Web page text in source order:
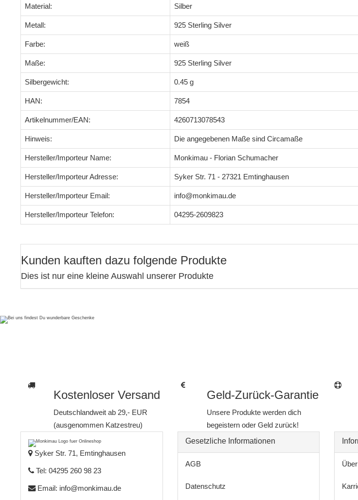
Material: Silber
Metall: 925 Sterling Silver
Farbe: weiß
Maße: 925 Sterling Silver
Silbergewicht: 0.45 g
HAN: 7854
Artikelnummer/EAN: 4260713078543
Hinweis: Die angegebenen Maße sind Circamaße
Hersteller/Importeur Name: Monkimau - Florian Schumacher
Hersteller/Importeur Adresse: Syker Str. 71 - 27321 Emtinghausen
Hersteller/Importeur Email: info@monkimau.de
Hersteller/Importeur Telefon: 04295-2609823
Kunden kauften dazu folgende Produkte
Dies ist nur eine kleine Auswahl unserer Produkte
Kostenloser Versand
Deutschlandweit ab 29,- EUR
(ausgenommen Katzestreu)
Geld-Zurück-Garantie
Unsere Produkte werden dich
begeistern oder Geld zurück!
Syker Str. 71, Emtinghausen
Tel: 04295 260 98 23
Email: info@monkimau.de
Gesetzliche Informationen
AGB
Datenschutz